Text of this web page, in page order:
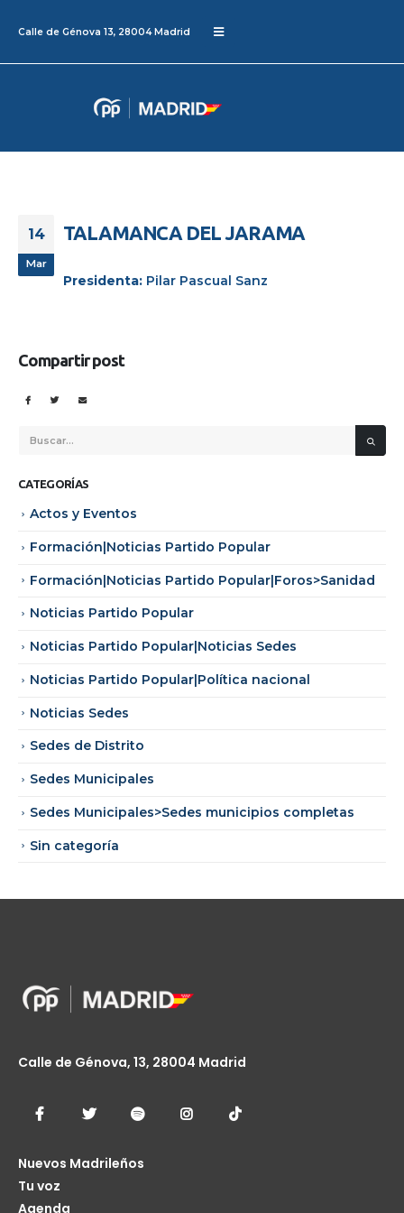
Calle de Génova 13, 28004 Madrid
14
Mar
TALAMANCA DEL JARAMA
Presidenta: Pilar Pascual Sanz
Compartir post
CATEGORÍAS
Actos y Eventos
Formación|Noticias Partido Popular
Formación|Noticias Partido Popular|Foros>Sanidad
Noticias Partido Popular
Noticias Partido Popular|Noticias Sedes
Noticias Partido Popular|Política nacional
Noticias Sedes
Sedes de Distrito
Sedes Municipales
Sedes Municipales>Sedes municipios completas
Sin categoría
Calle de Génova, 13, 28004 Madrid
Nuevos Madrileños
Tu voz
Agenda